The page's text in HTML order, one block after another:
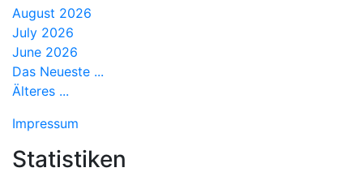
August 2026
July 2026
June 2026
Das Neueste ...
Älteres ...
Impressum
Statistiken